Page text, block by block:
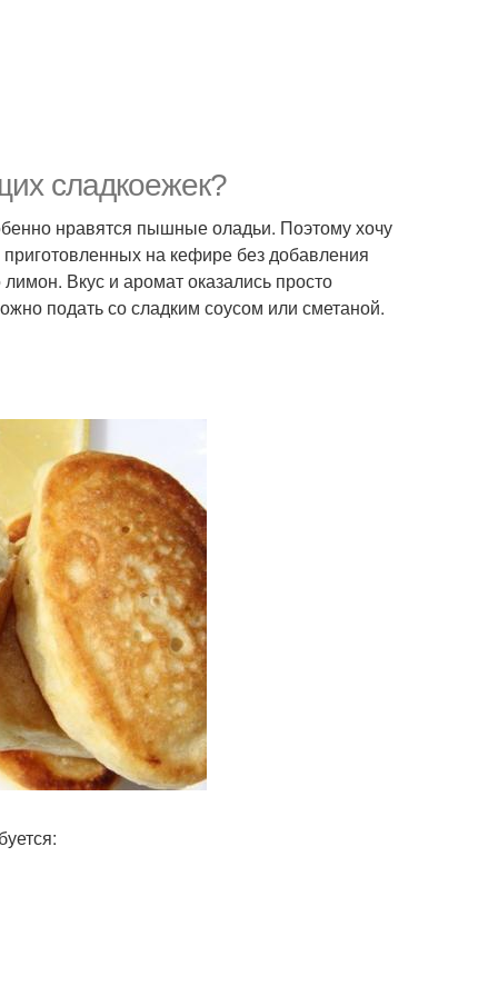
сладкоежек?
нравятся пышные оладьи. Поэтому хочу
на кефире без добавления
Вкус и аромат оказались просто
подать со сладким соусом или сметаной.